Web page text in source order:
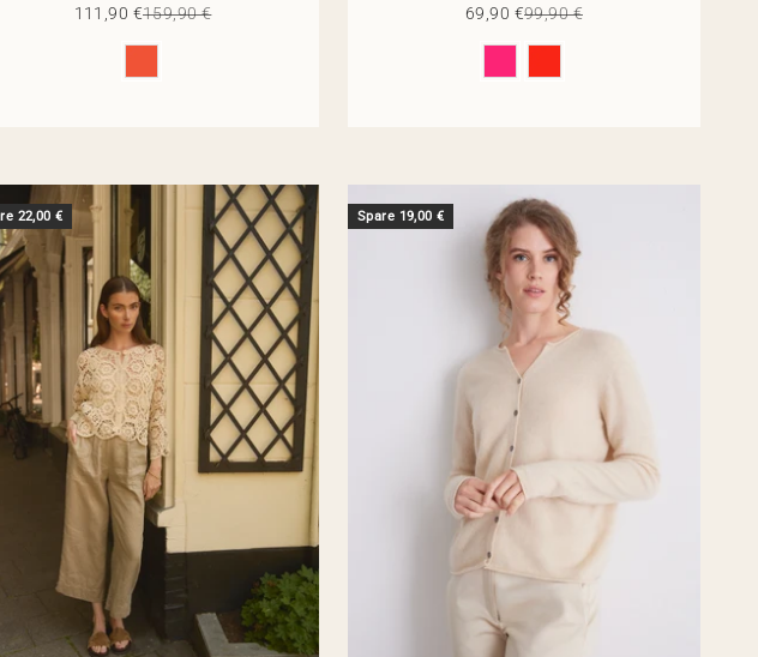
Angebot
111,90 €Regulärer Preis
159,90 €
Angebot
69,90 €Regulärer Preis
99,90 €
22,00 € Spare 19,00 €